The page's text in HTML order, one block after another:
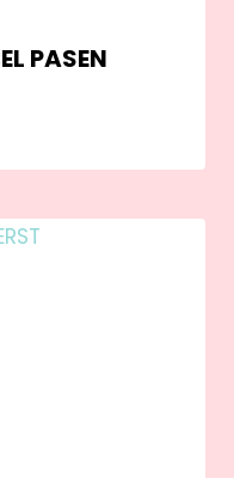
PASEN